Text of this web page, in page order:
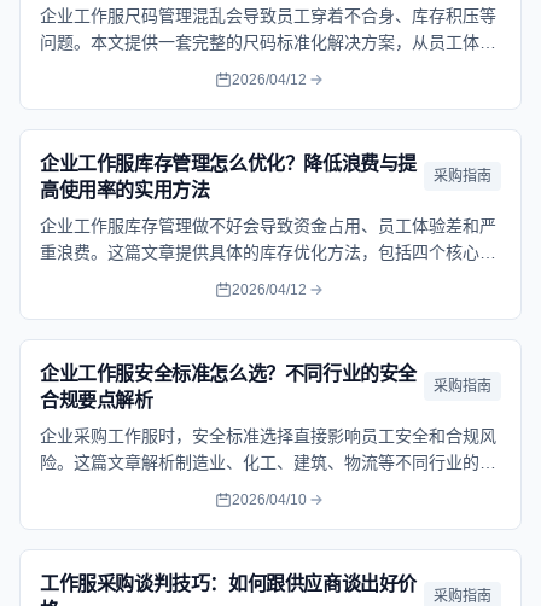
企业工作服尺码管理混乱会导致员工穿着不合身、库存积压等
问题。本文提供一套完整的尺码标准化解决方案，从员工体型
数据收集、岗位需求分析到库存管理，帮助企业建立科学的尺
2026/04/12
企业工作服库存管理怎么优化？降低浪费与提
高使用率的实用方法
采购指南
企业工作服库存管理做不好会导致资金占用、员工体验差和严
重浪费。这篇文章提供具体的库存优化方法，包括四个核心管
理环节、减少浪费的技巧和提高使用率的策略，帮助企业建立
2026/04/12
企业工作服安全标准怎么选？不同行业的安全
合规要点解析
采购指南
企业采购工作服时，安全标准选择直接影响员工安全和合规风
险。这篇文章解析制造业、化工、建筑、物流等不同行业的工
作服安全要求，提供具体的标准选择和验证方法，帮助企业选
2026/04/10
工作服采购谈判技巧：如何跟供应商谈出好价
采购指南